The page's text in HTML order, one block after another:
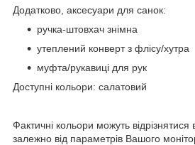
Додатково, аксесуари для санок:
ручка-штовхач знімна
утеплений конверт з флісу/хутра
муфта/рукавиці для рук
Доступні кольори: салатовий
Фактичні кольори можуть відрізнятися
залежно від параметрів Вашого